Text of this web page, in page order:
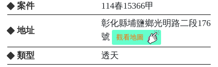
案件 114春15366甲
地址
彰化縣埔鹽鄉光明路二段176
號
觀看地圖
類型
透天